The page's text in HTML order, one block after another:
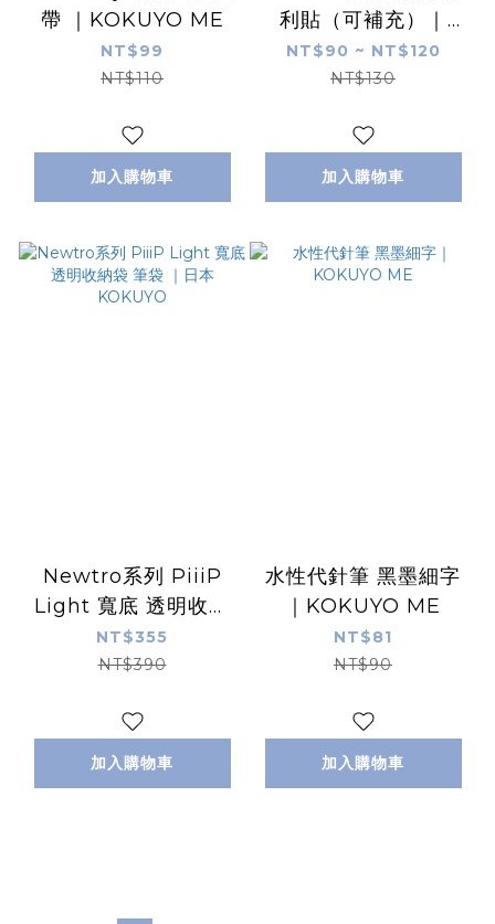
帶 ｜KOKUYO ME
NT$99
NT$110
加入購物車
利貼（可補充）｜
KOKUYO
NT$90 ~ NT$120
NT$130
加入購物車
Newtro系列 PiiiP
Light 寬底 透明收納
袋 筆袋 ｜日本
KOKUYO
NT$355
NT$390
加入購物車
水性代針筆 黑墨細字
｜KOKUYO ME
NT$81
NT$90
加入購物車